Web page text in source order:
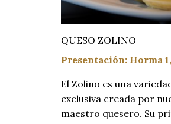
QUESO ZOLINO
Presentación: Horma
El Zolino es una
exclusiva creada por
maestro quesero. Su